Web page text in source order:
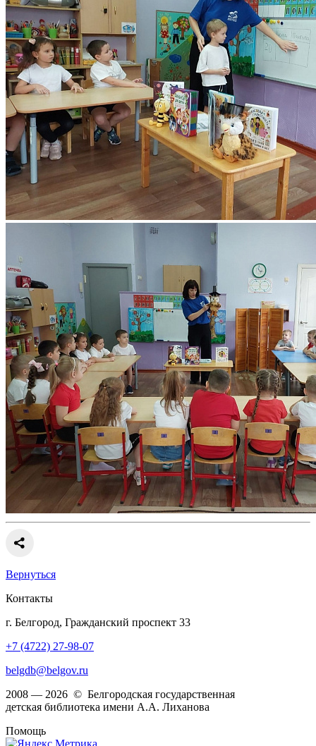
Вернуться
Контакты
г. Белгород, Гражданский проспект 33
+7 (4722) 27-98-07
belgdb@belgov.ru
2008 — 2026 © Белгородская государственная
детская библиотека имени А.А. Лиханова
Помощь